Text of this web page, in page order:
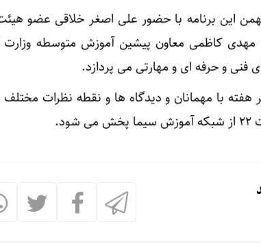
دوشنبه ۱ بهمن این برنامه با حضور علی اصغر خلاقی
کاظمی معاون پیشین آموزش متوسطه
و حرفه ای و مهارتی می پردازد.
با مهمانان و دیدگاه ها و نقطه نظرات مختلف